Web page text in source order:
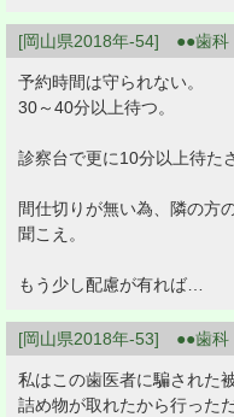
[岡山県2018年-54] ●●歯
予約時間は守られない。
30～40分以上待つ。
診察台で更に10分以上待た
間仕切りが無い為、隣の方
聞こえ。
もう少し配慮が有れば…
[岡山県2018年-53] ●●歯
私はこの歯医者に騙された
詰め物が取れたから行った